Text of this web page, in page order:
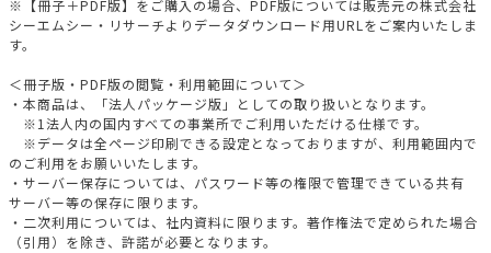
※【冊子＋PDF版】をご購入の場合、PDF版については販売元の株式会社
シーエムシー・リサーチよりデータダウンロード用URLをご案内いたしま
す。
＜冊子版・PDF版の閲覧・利用範囲について＞
・本商品は、「法人パッケージ版」としての取り扱いとなります。
※1法人内の国内すべての事業所でご利用いただける仕様です。
※データは全ページ印刷できる設定となっておりますが、利用範囲内で
のご利用をお願いいたします。
・サーバー保存については、パスワード等の権限で管理できている共有
サーバー等の保存に限ります。
・二次利用については、社内資料に限ります。著作権法で定められた場合
（引用）を除き、許諾が必要となります。